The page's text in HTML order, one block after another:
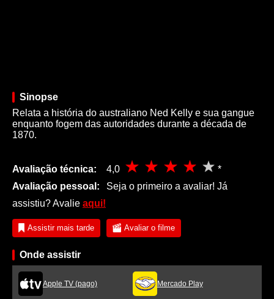
Sinopse
Relata a história do australiano Ned Kelly e sua gangue
enquanto fogem das autoridades durante a década de
1870.
Avaliação técnica: 4,0
*
Avaliação pessoal:
Seja o primeiro a avaliar! Já
assistiu? Avalie aqui!
Assistir mais tarde Avaliar o filme
Onde assistir
Apple TV (pago) Mercado Play